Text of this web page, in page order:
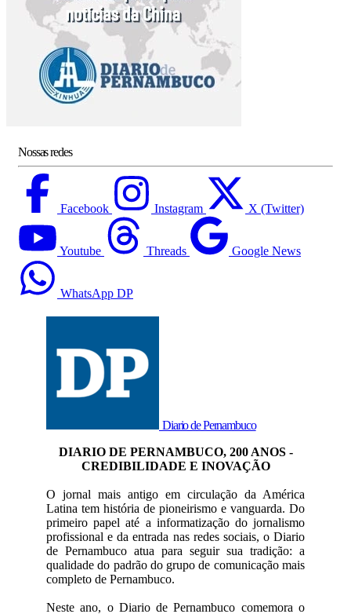
Nossas redes
Facebook Instagram X (Twitter)
Youtube Threads Google News
WhatsApp DP
Diario de Pernambuco
DIARIO DE PERNAMBUCO, 200 ANOS -
CREDIBILIDADE E INOVAÇÃO
O jornal mais antigo em circulação da América
Latina tem história de pioneirismo e vanguarda. Do
primeiro papel até a informatização do jornalismo
profissional e da entrada nas redes sociais, o Diario
de Pernambuco atua para seguir sua tradição: a
qualidade do padrão do grupo de comunicação mais
completo de Pernambuco.
Neste ano, o Diario de Pernambuco comemora o